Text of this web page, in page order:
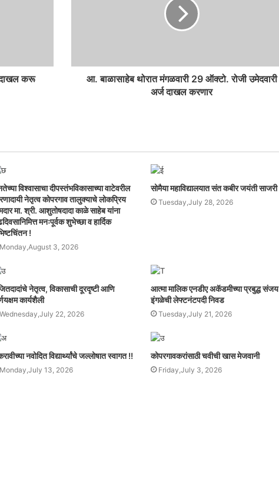
दाखल करू
आ. बाळासाहेब थोरात मंगळवारी 29 ऑक्टो. रोजी उमेदवारी
अर्ज दाखल करणार
विश्वासाचा दीपस्तंभविकासाच्या वाटेवरील
नेतृत्व कोपरगाव तालुक्याचे लोकप्रिय
मा. श्री. आशुतोषदादा काळे साहेब यांना
मनःपूर्वक शुभेच्छा व हार्दिक
!
Monday,August 3, 2026
सोमैया महाविद्यालयात संत कबीर जयंती साजरी
Tuesday,July 28, 2026
नेतृत्व, विकासाची दूरदृष्टी आणि
कार्यशैली
Wednesday,July 22, 2026
आत्मा मालिक एनडीए अकॅडमीच्या प्रबुद्ध संजय
इंगळेची लेफ्टनंटपदी निवड
Tuesday,July 21, 2026
नवोदित विद्यार्थ्यांचे जल्लोषात स्वागत !!
Monday,July 13, 2026
कोपरगावकरांसाठी चवीची खास मेजवानी
Friday,July 3, 2026